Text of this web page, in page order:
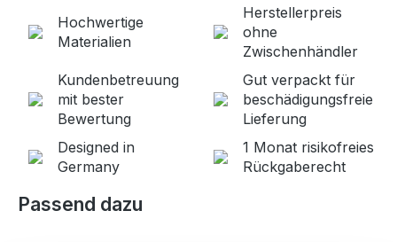
Hochwertige
Materialien
Herstellerpreis
ohne
Zwischenhändler
Kundenbetreuung
mit bester
Bewertung
Gut verpackt für
beschädigungsfreie
Lieferung
Designed in
Germany
1 Monat risikofreies
Rückgaberecht
Produktgalerie überspringen
Passend dazu